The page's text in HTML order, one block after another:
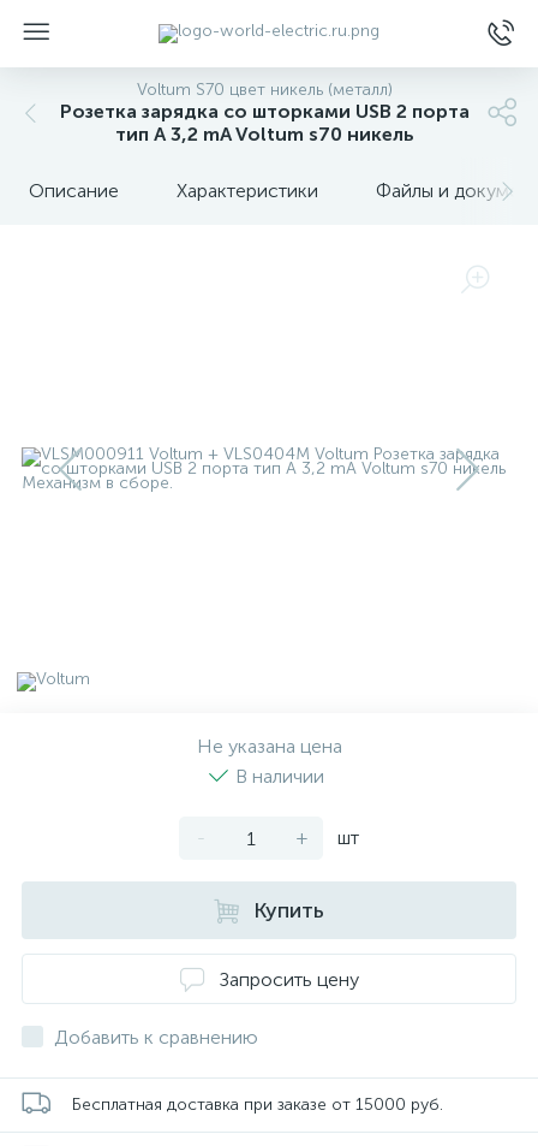
Voltum S70 цвет никель (металл)
Розетка зарядка со шторками USB 2 порта
тип А 3,2 mA Voltum s70 никель
Описание Характеристики Файлы и
Не указана цена
В наличии
- + шт
Купить
Запросить цену
Добавить к сравнению
Бесплатная доставка при заказе от 15000 руб.